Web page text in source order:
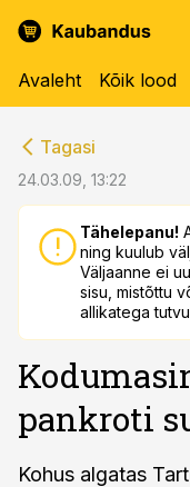
Avaleht Kõik lood
Tagasi
24.03.09, 13:22
Tähelepanu!
ning kuulub
Väljaanne ei
sisu, mistõttu
allikatega
pankroti
Kohus algatas